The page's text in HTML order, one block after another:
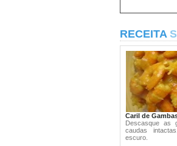
RECEITA
Caril de
Descasque as
caudas
escuro.